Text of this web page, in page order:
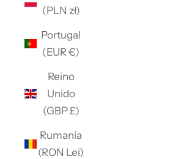
(PLN zł)
Portugal
(EUR €)
Reino
Unido
(GBP £)
Rumanía
(RON Lei)